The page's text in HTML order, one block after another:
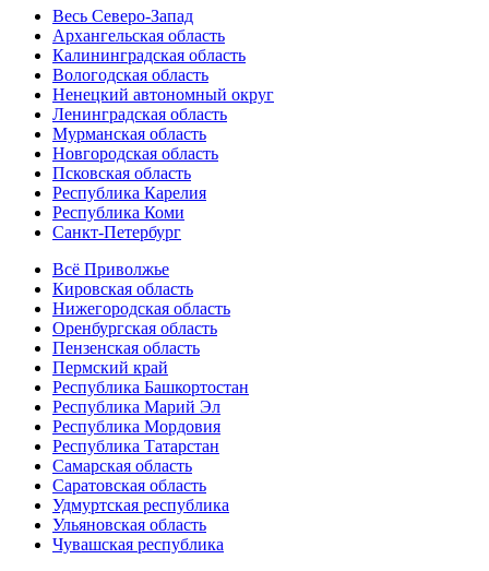
Весь Северо-Запад
Архангельская область
Калининградская область
Вологодская область
Ненецкий автономный округ
Ленинградская область
Мурманская область
Новгородская область
Псковская область
Республика Карелия
Республика Коми
Санкт-Петербург
Всё Приволжье
Кировская область
Нижегородская область
Оренбургская область
Пензенская область
Пермский край
Республика Башкортостан
Республика Марий Эл
Республика Мордовия
Республика Татарстан
Самарская область
Саратовская область
Удмуртская республика
Ульяновская область
Чувашская республика